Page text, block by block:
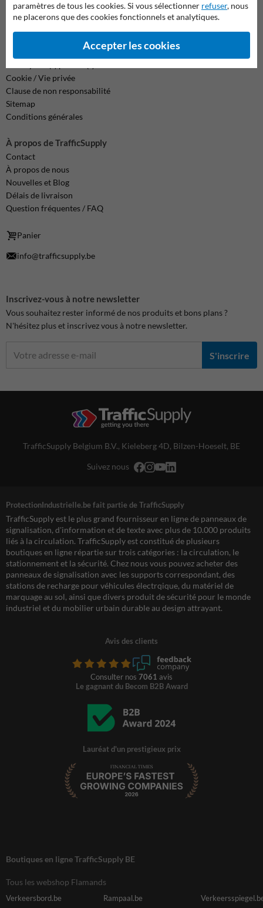
Toutes nos coordonnées
Cookie / Vie privée
Clause de non responsabilité
Sitemap
Conditions générales
À propos de TrafficSupply
Contact
À propos de nous
Nouvelles et Blog
Délais de livraison
Question fréquentes / FAQ
Panier
info@trafficsupply.be
Inscrivez-vous à notre newsletter
Vous souhaitez rester informé de nos produits et bons plans ?
N'hésitez plus et inscrivez vous à notre newsletter.
S'inscrire
TrafficSupply Belgium B.V., Kieleberg 4D, Bilzen-Hoeselt, BE
Suivez nous
ProtectionIndustrielle.be fait partie de TrafficSupply
TrafficSupply est le plus grand fournisseur en ligne de panneaux de
signalisation, d'information et de texte avec plus de 10.000 produits
liés à la circulation. TrafficSupply est constitué de plusieurs
boutiques en ligne répartie sur trois catégories : la circulation, le
stationnement et la sécurité. Chez nous vous pouvez acheter des
panneaux de signalisation avec les supports correspondant, des
stations de recharge pour véhicules électrqique, du matériel de
marquage au sol, ainsi que divers produit de sécurité pour le monde
industriel et du mobilier urbain durable au design attrayant.
Avis des clients
Consulter nos 7061 avis
Le gagnant du Becom B2B Award
Lauréat d'un prestigieux prix
Boutiques en ligne TrafficSupply BE
Tous les webshop Flamands
Verkeersbord.be Rampaal.be
paramètres de tous les cookies. Si vous sélectionner refuser, nous
ne placerons que des cookies fonctionnels et analytiques.
Accepter les cookies